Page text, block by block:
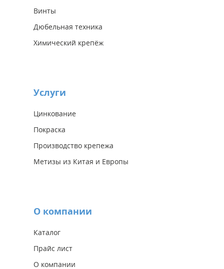
Винты
Дюбельная техника
Химический крепёж
Услуги
Цинкование
Покраска
Производство крепежа
Метизы из Китая и Европы
О компании
Каталог
Прайс лист
О компании